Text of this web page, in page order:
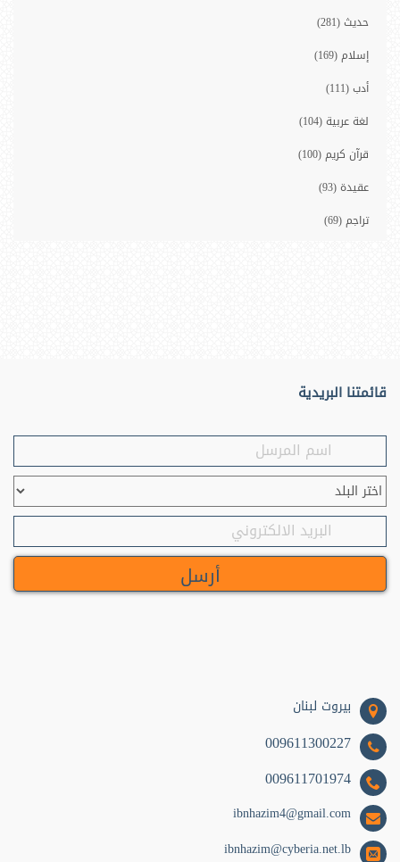
حديث (281)
إسلام (169)
أدب (111)
لغة عربية (104)
قرآن كريم (100)
عقيدة (93)
تراجم (69)
مصاحف (38)
سيرة نبوية (33)
فلسفة و فكر (14)
المنطق (10)
وعظ وإرشاد (9)
قانون (6)
علم نفس (5)
اجتماع (5)
تزكية (5)
اقتصاد (5)
قائمتنا البريدية
بيروت لبنان
009611300227
009611701974
ibnhazim4@gmail.com
ibnhazim@cyberia.net.lb